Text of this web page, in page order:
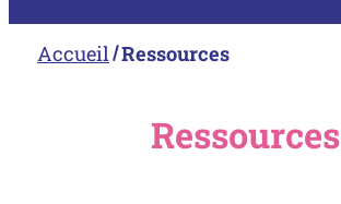
Accueil Ressources
Ressources